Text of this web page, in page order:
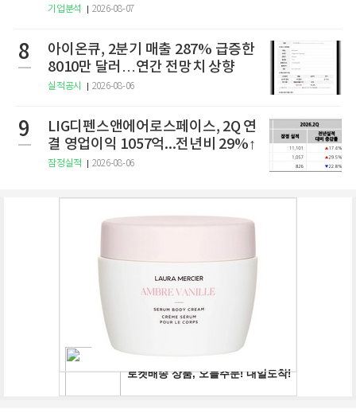
기업분석 2026-08-07
8
아이온큐, 2분기 매출 287% 급증한
8010만 달러…연간 전망치 상향
실적공시 2026-08-06
9
LIG디펜스앤에어로스페이스, 2Q 연
결 영업이익 1057억...전년비 29%↑
잠정실적 2026-08-06